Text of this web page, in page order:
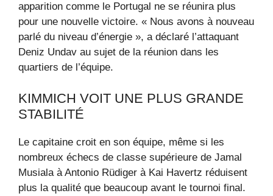
apparition comme le Portugal ne se réunira plus
pour une nouvelle victoire. « Nous avons à nouveau
parlé du niveau d’énergie », a déclaré l’attaquant
Deniz Undav au sujet de la réunion dans les
quartiers de l’équipe.
KIMMICH VOIT UNE PLUS GRANDE
STABILITÉ
Le capitaine croit en son équipe, même si les
nombreux échecs de classe supérieure de Jamal
Musiala à Antonio Rüdiger à Kai Havertz réduisent
plus la qualité que beaucoup avant le tournoi final.